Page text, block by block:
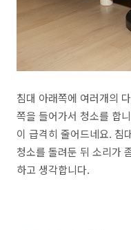
침대 아래쪽에 여러개의
쪽을 들어가서 청소를 합
이 급격히 줄어드네요. 침
청소를 돌려둔 뒤 소리가
하고 생각합니다.